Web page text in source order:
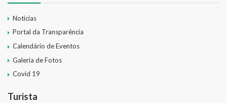
Notícias
Portal da Transparência
Calendário de Eventos
Galeria de Fotos
Covid 19
Turista